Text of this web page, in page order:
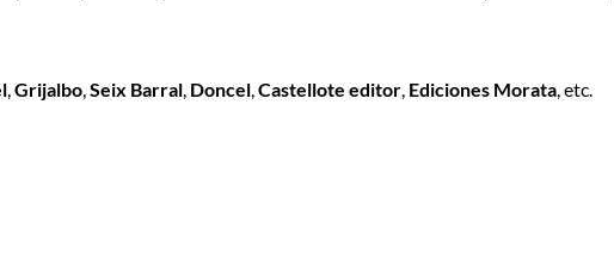
,Grijalbo,Seix Barral, Doncel,Castellote editor, Ediciones Morata, etc.